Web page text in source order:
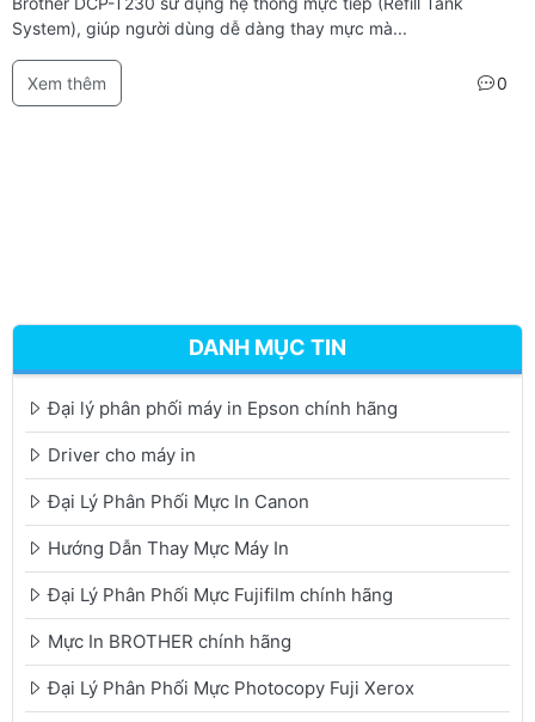
System), giúp người dùng dễ dàng thay mực mà...
Xem thêm 0
DANH MỤC TIN
Đại lý phân phối máy in Epson chính hãng
Driver cho máy in
Đại Lý Phân Phối Mực In Canon
Hướng Dẫn Thay Mực Máy In
Đại Lý Phân Phối Mực Fujifilm chính hãng
Mực In BROTHER chính hãng
Đại Lý Phân Phối Mực Photocopy Fuji Xerox